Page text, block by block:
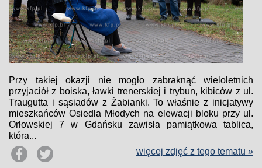
Przy takiej okazji nie mogło zabraknąć wieloletnich
przyjaciół z boiska, ławki trenerskiej i trybun, kibiców z ul.
Traugutta i sąsiadów z Żabianki. To właśnie z inicjatywy
mieszkańców Osiedla Młodych na elewacji bloku przy ul.
Orłowskiej 7 w Gdańsku zawisła pamiątkowa tablica,
która...
więcej zdjęć z tego tematu »